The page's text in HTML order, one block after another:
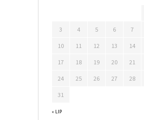
« LIP
3 4 5 6 7
10 11 12 13 14
17 18 19 20 21
24 25 26 27 28
31